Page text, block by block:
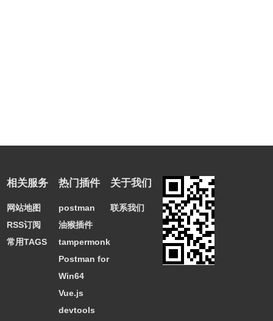
相关服务
网站地图
RSS订阅
常用TAGS
热门插件
postman
油猴插件
tampermonkey
Postman for
Win64
Vue.js
devtools
关于我们
联系我们